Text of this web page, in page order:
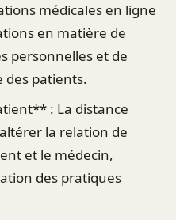
médicales en ligne
en matière de
personnelles et de
des patients.
: La distance
la relation de
et le médecin,
des pratiques